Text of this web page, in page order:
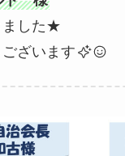
ました★
ざいます